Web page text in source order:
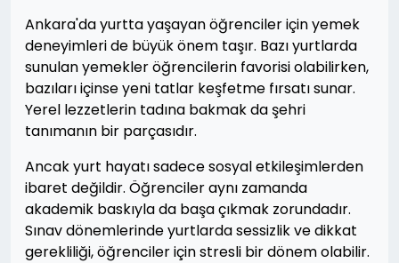
Ankara'da yurtta yaşayan öğrenciler için yemek
deneyimleri de büyük önem taşır. Bazı yurtlarda
sunulan yemekler öğrencilerin favorisi olabilirken,
bazıları içinse yeni tatlar keşfetme fırsatı sunar.
Yerel lezzetlerin tadına bakmak da şehri
tanımanın bir parçasıdır.
Ancak yurt hayatı sadece sosyal etkileşimlerden
ibaret değildir. Öğrenciler aynı zamanda
akademik baskıyla da başa çıkmak zorundadır.
Sınav dönemlerinde yurtlarda sessizlik ve dikkat
gerekliliği, öğrenciler için stresli bir dönem olabilir.